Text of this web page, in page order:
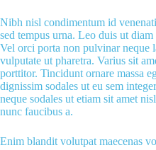
Nibh nisl condimentum id
sed tempus urna. Leo duis ut
Vel orci porta non pulvinar neque
vulputate ut pharetra. Varius sit
porttitor. Tincidunt ornare massa
dignissim sodales ut eu sem
neque sodales ut etiam sit amet
nunc faucibus a.
Enim blandit volutpat maecenas